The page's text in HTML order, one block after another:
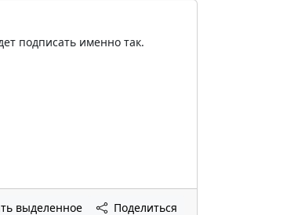
подписать именно так.
выделенное Поделиться